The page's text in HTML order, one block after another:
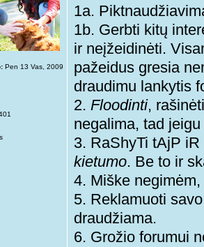
Pen 13 Vas, 2009
1a.
1b. Gerbti kitų
ir neįžeidinėti.
pažeidus gresia
draudimu lankytis
2. Floodinti,
negalima, tad
3. RaShyTi tAjP
kietumo. Be to ir
4. Miške
5. Reklamuoti
draudžiama.
6. Grožio forumui